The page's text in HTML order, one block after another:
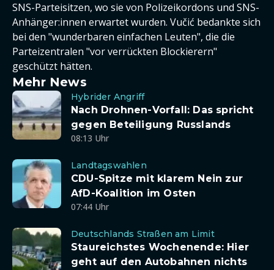
SNS-Parteisitzen, wo sie von Polizeikordons und SNS-
Anhänger:innen erwartet wurden. Vučić bedankte sich
bei den "wunderbaren einfachen Leuten", die die
Parteizentralen "vor verrückten Blockierern"
geschützt hätten.
Mehr News
Hybrider Angriff
Nach Drohnen-Vorfall: Das spricht
gegen Beteiligung Russlands
08:13 Uhr
Landtagswahlen
CDU-Spitze mit klarem Nein zur
AfD-Koalition im Osten
07:44 Uhr
Deutschlands Straßen am Limit
Staureichstes Wochenende: Hier
geht auf den Autobahnen nichts